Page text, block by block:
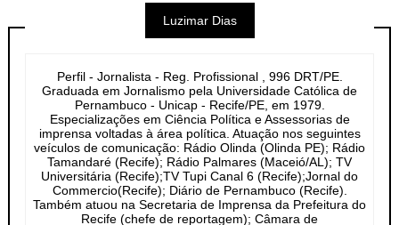
Luzimar Dias
Perfil - Jornalista - Reg. Profissional , 996 DRT/PE.
Graduada em Jornalismo pela Universidade Católica de
Pernambuco - Unicap - Recife/PE, em 1979.
Especializações em Ciência Política e Assessorias de
imprensa voltadas à área política. Atuação nos seguintes
veículos de comunicação: Rádio Olinda (Olinda PE); Rádio
Tamandaré (Recife); Rádio Palmares (Maceió/AL); TV
Universitária (Recife);TV Tupi Canal 6 (Recife);Jornal do
Commercio(Recife); Diário de Pernambuco (Recife).
Também atuou na Secretaria de Imprensa da Prefeitura do
Recife (chefe de reportagem); Câmara de